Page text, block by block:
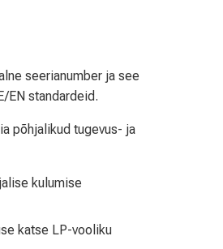
seerianumber ja see
EN standardeid.
põhjalikud tugevus- ja
kulumise
katse LP-vooliku